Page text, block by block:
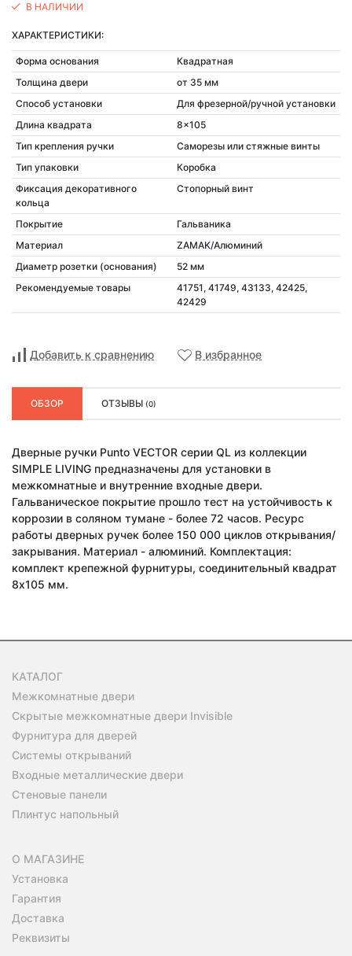
В НАЛИЧИИ
ХАРАКТЕРИСТИКИ:
Форма основания
Квадратная
Толщина двери
от 35 мм
Способ установки
Для фрезерной/ручной установки
Длина квадрата
8x105
Тип крепления ручки
Саморезы или стяжные винты
Тип упаковки
Коробка
Фиксация декоративного
кольца
Стопорный винт
Покрытие
Гальваника
Материал
ZAMAK/Алюминий
Диаметр розетки (основания)
52 мм
Рекомендуемые товары
41751, 41749, 43133, 42425,
42429
Добавить к сравнению В избранное
ОБЗОР ОТЗЫВЫ (0)
Дверные ручки Punto VECTOR серии QL из коллекции
SIMPLE LIVING предназначены для установки в
межкомнатные и внутренние входные двери.
Гальваническое покрытие прошло тест на устойчивость к
коррозии в соляном тумане - более 72 часов. Ресурс
работы дверных ручек более 150 000 циклов открывания/
закрывания. Материал - алюминий. Комплектация:
комплект крепежной фурнитуры, соединительный квадрат
8x105 мм.
КАТАЛОГ
Межкомнатные двери
Скрытые межкомнатные двери Invisible
Фурнитура для дверей
Системы открываний
Входные металлические двери
Стеновые панели
Плинтус напольный
О МАГАЗИНЕ
Установка
Гарантия
Доставка
Реквизиты